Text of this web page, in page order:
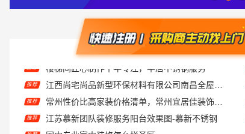
推荐
推荐 常州性价比高家装价格清单，常州宜居佳装饰工程有限公司透明报价
推荐 江苏慕新团队装修服务阳台效果图-慕新不锈钢
推荐 国内专业室内装修怎么样圣匠